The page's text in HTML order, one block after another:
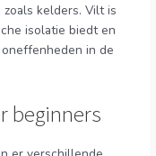
kelders. Vilt is
isolatie biedt en
in de
beginners